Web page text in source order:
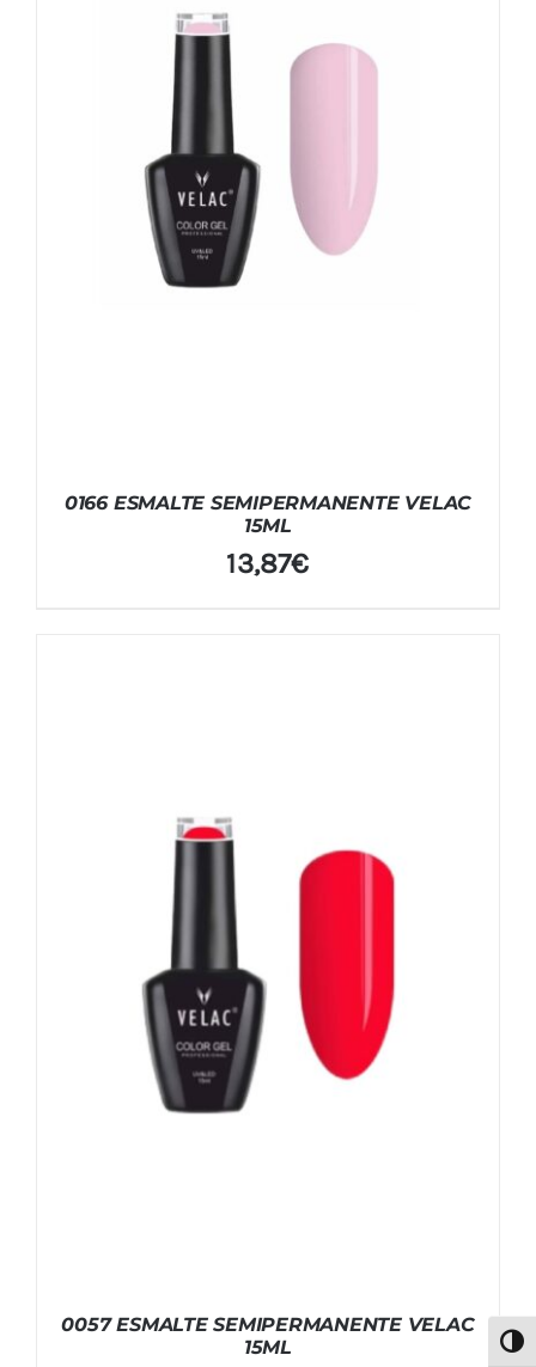
0166 ESMALTE SEMIPERMANENTE VELAC
15ML
13,87€
0057 ESMALTE SEMIPERMANENTE VELAC
15ML